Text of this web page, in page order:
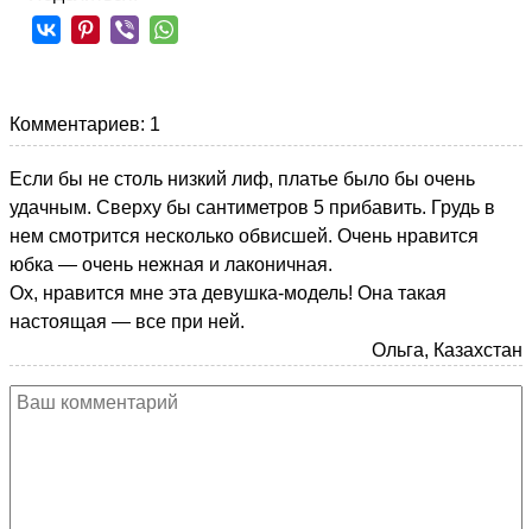
Комментариев: 1
Если бы не столь низкий лиф, платье было бы очень
удачным. Сверху бы сантиметров 5 прибавить. Грудь в
нем смотрится несколько обвисшей. Очень нравится
юбка — очень нежная и лаконичная.
Ох, нравится мне эта девушка-модель! Она такая
настоящая — все при ней.
Ольга, Казахстан